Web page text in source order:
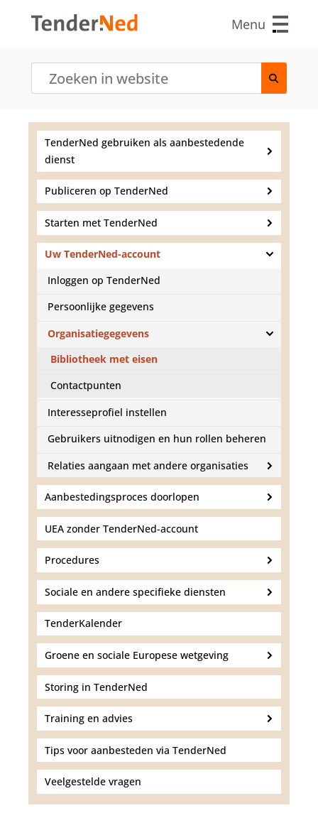
Menu
TenderNed gebruiken als aanbestedende
dienst
Publiceren op TenderNed
Starten met TenderNed
Uw TenderNed-account
Inloggen op TenderNed
Persoonlijke gegevens
Organisatiegegevens
Bibliotheek met eisen
Contactpunten
Interesseprofiel instellen
Gebruikers uitnodigen en hun rollen beheren
Relaties aangaan met andere organisaties
Aanbestedingsproces doorlopen
UEA zonder TenderNed-account
Procedures
Sociale en andere specifieke diensten
TenderKalender
Groene en sociale Europese wetgeving
Storing in TenderNed
Training en advies
Tips voor aanbesteden via TenderNed
Veelgestelde vragen